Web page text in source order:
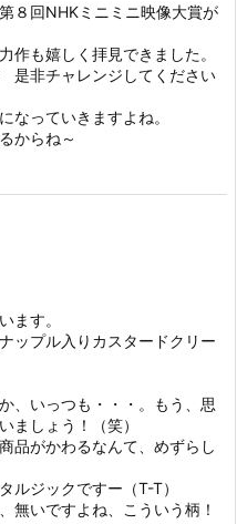
回NHKミニミニ映像大賞が
も嬉しく拝見できました。
是非チャレンジしてください
っていきますよね。
からね～
ます。
ップル入りカスタードクリー
、いっつも・・・。もう、思
ましょう！（笑）
品がかわるなんて、めずらし
ルジックですー（T-T）
無いですよね、こういう柄！